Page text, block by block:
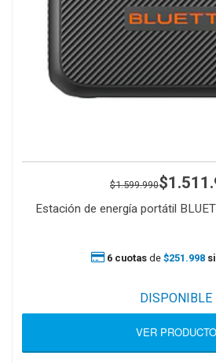
$1.599.990
Estación de energía portátil
6 cuotasde $251.998
DISPONIBLE
VER PRODUCTO